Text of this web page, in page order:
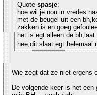
Quote spasje:
hoe wil je nou in vredes
met de beugel uit een
zakken is en goeg
het is egt alleen de
hee,dit slaat egt helemaal
Wie zegt dat ze niet ergens
De volgende keer is het